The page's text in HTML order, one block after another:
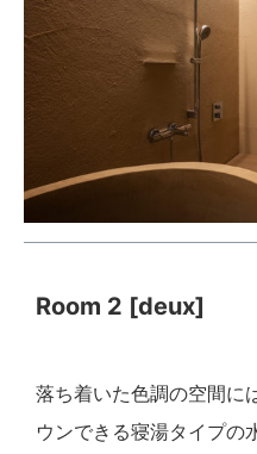
Room 2 [deux]
落ち着いた色調の空間に
ウンできる寝湯タイプの